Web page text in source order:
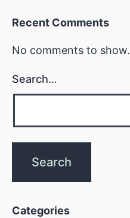
Recent Comments
No comments to show.
Search…
Categories